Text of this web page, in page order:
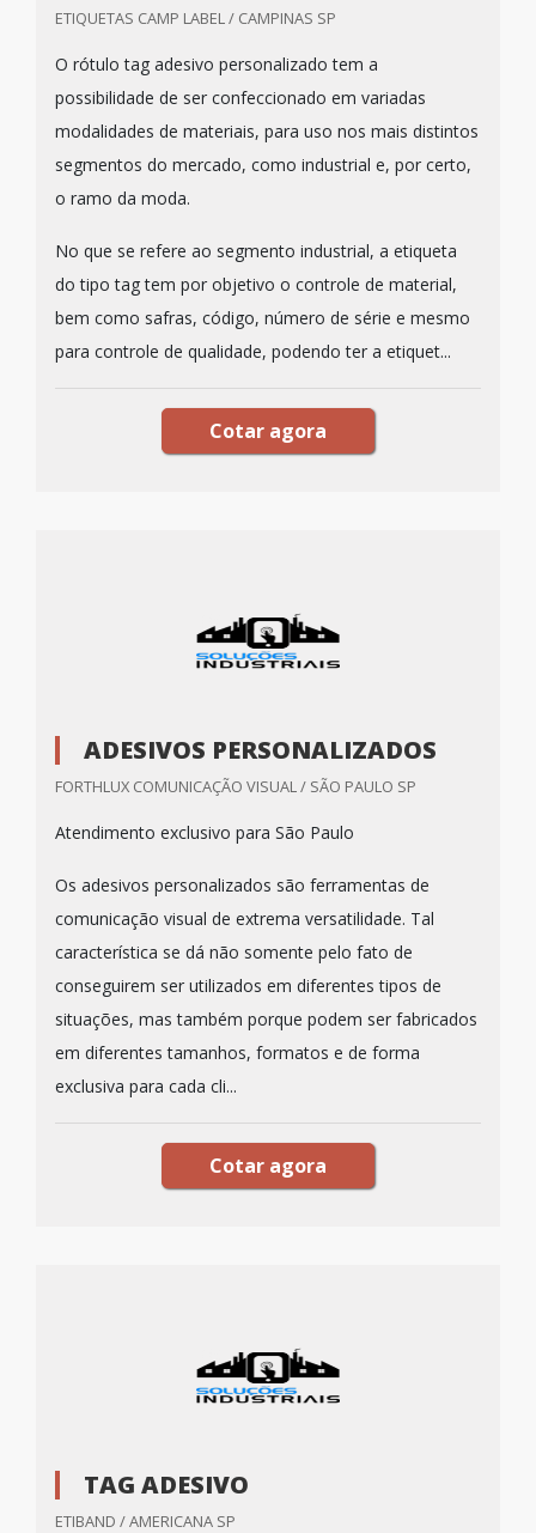
ETIQUETAS CAMP LABEL / CAMPINAS SP
O rótulo tag adesivo personalizado tem a
possibilidade de ser confeccionado em variadas
modalidades de materiais, para uso nos mais distintos
segmentos do mercado, como industrial e, por certo,
o ramo da moda.
No que se refere ao segmento industrial, a etiqueta
do tipo tag tem por objetivo o controle de material,
bem como safras, código, número de série e mesmo
para controle de qualidade, podendo ter a etiquet...
Cotar agora
ADESIVOS PERSONALIZADOS
FORTHLUX COMUNICAÇÃO VISUAL / SÃO PAULO SP
Atendimento exclusivo para São Paulo
Os adesivos personalizados são ferramentas de
comunicação visual de extrema versatilidade. Tal
característica se dá não somente pelo fato de
conseguirem ser utilizados em diferentes tipos de
situações, mas também porque podem ser fabricados
em diferentes tamanhos, formatos e de forma
exclusiva para cada cli...
Cotar agora
TAG ADESIVO
ETIBAND / AMERICANA SP